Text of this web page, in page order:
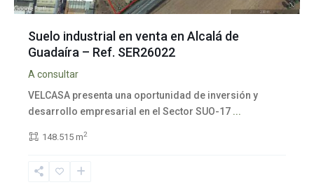
Suelo industrial en venta en Alcalá de
Guadaíra – Ref. SER26022
A consultar
VELCASA presenta una oportunidad de inversión y
desarrollo empresarial en el Sector SUO-17 ...
148.515 m2
Santiponce